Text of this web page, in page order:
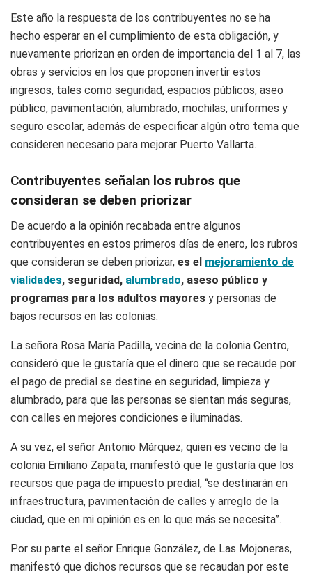
Este año la respuesta de los contribuyentes no se ha
hecho esperar en el cumplimiento de esta obligación, y
nuevamente priorizan en orden de importancia del 1 al 7, las
obras y servicios en los que proponen invertir estos
ingresos, tales como seguridad, espacios públicos, aseo
público, pavimentación, alumbrado, mochilas, uniformes y
seguro escolar, además de especificar algún otro tema que
consideren necesario para mejorar Puerto Vallarta.
Contribuyentes señalan los rubros que
consideran se deben priorizar
De acuerdo a la opinión recabada entre algunos
contribuyentes en estos primeros días de enero, los rubros
que consideran se deben priorizar, es el mejoramiento de
vialidades, seguridad, alumbrado, aseso público y
programas para los adultos mayores y personas de
bajos recursos en las colonias.
La señora Rosa María Padilla, vecina de la colonia Centro,
consideró que le gustaría que el dinero que se recaude por
el pago de predial se destine en seguridad, limpieza y
alumbrado, para que las personas se sientan más seguras,
con calles en mejores condiciones e iluminadas.
A su vez, el señor Antonio Márquez, quien es vecino de la
colonia Emiliano Zapata, manifestó que le gustaría que los
recursos que paga de impuesto predial, “se destinarán en
infraestructura, pavimentación de calles y arreglo de la
ciudad, que en mi opinión es en lo que más se necesita”.
Por su parte el señor Enrique González, de Las Mojoneras,
manifestó que dichos recursos que se recaudan por este